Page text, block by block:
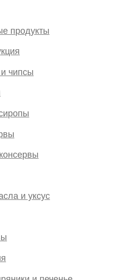
продукты
чипсы
и уксус